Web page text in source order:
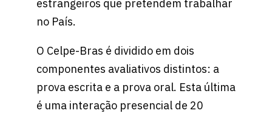
estrangeiros que pretendem trabalhar
no País.
O Celpe-Bras é dividido em dois
componentes avaliativos distintos: a
prova escrita e a prova oral. Esta última
é uma interação presencial de 20